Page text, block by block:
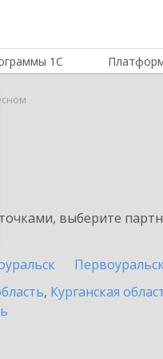
1С
выберите
Первоуральск
, Курганская